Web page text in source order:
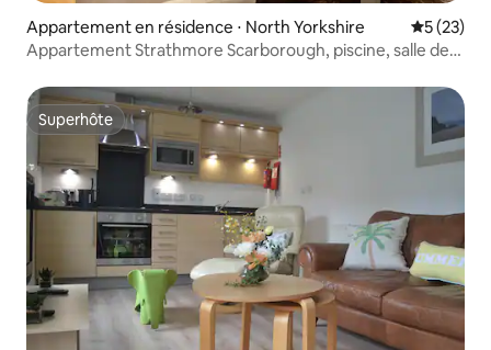
Appartement en résidence ⋅ North Yorkshire
5 (23)
Appartement Strathmore Scarborough, piscine, salle de
Superhôte
Superhôte